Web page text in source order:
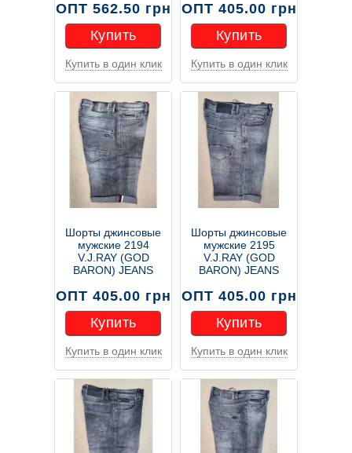
ОПТ 562.50 грн
Купить
Купить
Купить в один клик
ОПТ 405.00 грн
Купить
Купить
Купить в один клик
Шорты джинсовые
мужские 2194
V.J.RAY (GOD
BARON) JEANS
ОПТ 405.00 грн
Купить
Купить
Купить в один клик
Шорты джинсовые
мужские 2195
V.J.RAY (GOD
BARON) JEANS
ОПТ 405.00 грн
Купить
Купить
Купить в один клик